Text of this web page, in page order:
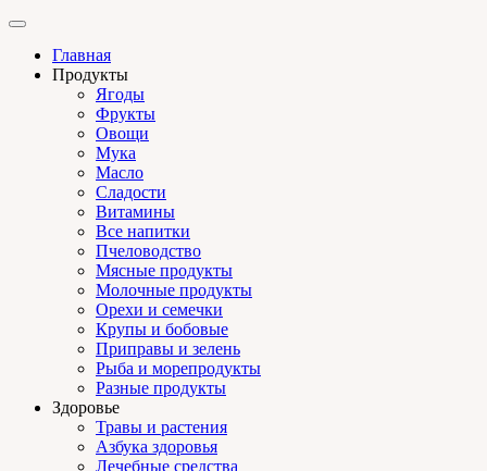
Главная
Продукты
Ягоды
Фрукты
Овощи
Мука
Масло
Сладости
Витамины
Все напитки
Пчеловодство
Мясные продукты
Молочные продукты
Орехи и семечки
Крупы и бобовые
Приправы и зелень
Рыба и морепродукты
Разные продукты
Здоровье
Травы и растения
Азбука здоровья
Лечебные средства